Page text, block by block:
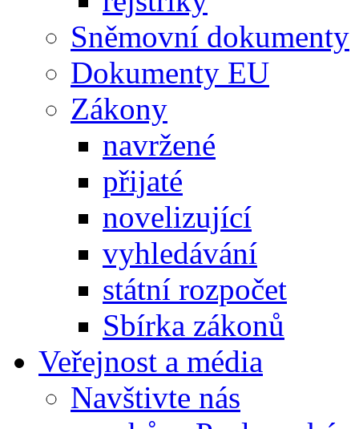
Sněmovní dokumenty
Dokumenty EU
Zákony
navržené
přijaté
novelizující
vyhledávání
státní rozpočet
Sbírka zákonů
Veřejnost a média
Navštivte nás